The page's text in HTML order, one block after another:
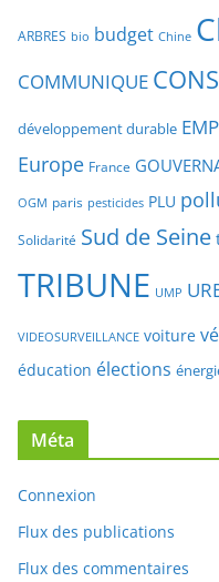
ARBRES bio budget Chine
COMMUNIQUE
développement durable
Europe France
OGM paris pesticides PLU
Solidarité Sud de Seine
TRIBUNE UMP
VIDEOSURVEILLANCE voiture
éducation élections
Méta
Connexion
Flux des publications
Flux des commentaires